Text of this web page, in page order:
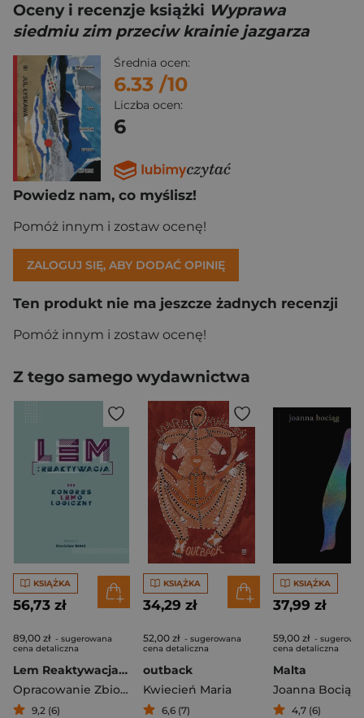
Oceny i recenzje książki Wyprawa
siedmiu zim przeciw krainie jazgarza
Średnia ocen:
6.33 /10
Liczba ocen:
6
Powiedz nam, co myślisz!
Pomóż innym i zostaw ocenę!
ZALOGUJ SIĘ, ABY DODAĆ OPINIĘ
Ten produkt nie ma jeszcze żadnych recenzji
Pomóż innym i zostaw ocenę!
Z tego samego wydawnictwa
KSIĄŻKA
56,73 zł
89,00 zł - sugerowana
cena detaliczna
Lem Reaktywacja Kongres Lemologiczny
Opracowanie Zbiorowe
9,2 (6)
KSIĄŻKA
34,29 zł
52,00 zł - sugerowana
cena detaliczna
outback
Kwiecień Maria
6,6 (7)
KSIĄŻKA
37,99 zł
59,00 zł -
cena detaliczna
Malta
Joanna Bociąg
4,7 (6)